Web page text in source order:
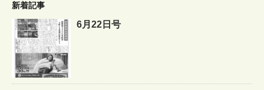
新着記事
6月22日号